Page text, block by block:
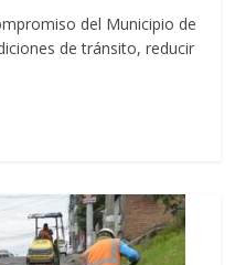
del Municipio de
de tránsito, reducir